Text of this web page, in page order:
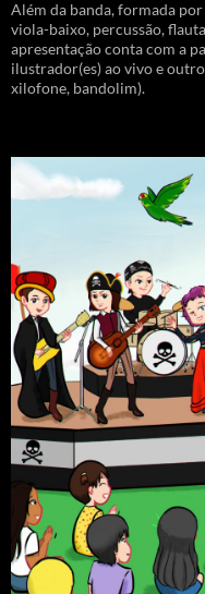
Além da banda, formada
viola-baixo, percussão,
apresentação conta com a
ilustrador(es) ao vivo e
xilofone, bandolim).